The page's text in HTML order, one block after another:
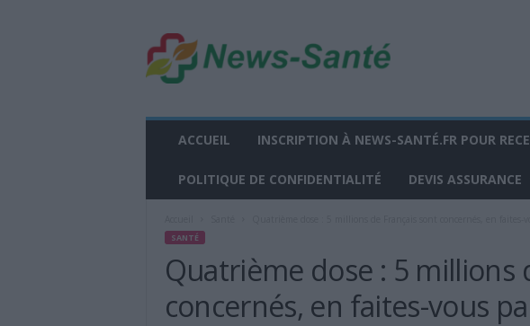
w
s
ACCUEIL INSCRIPTION À NEWS-SANTÉ.FR POUR
POLITIQUE DE CONFIDENTIALITÉ DEVIS ASSURANCE
SANTÉ
Quatrième dose : 5 millions
concernés, en faites-vous